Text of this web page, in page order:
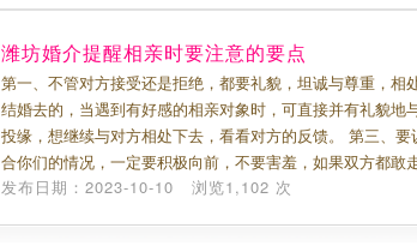
潍坊婚介提醒相亲时要注意的要点
第一、不管对方接受还是拒绝，都要礼貌，坦诚与尊重，
结婚去的，当遇到有好感的相亲对象时，可直接并有礼貌
投缘，想继续与对方相处下去，看看对方的反馈。 第三、
合你们的情况，一定要积极向前，不要害羞，如果双方都
发布日期：2023-10-10 浏览1,102 次